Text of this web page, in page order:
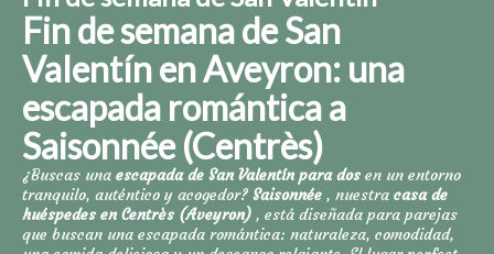
Fin de semana de San
Valentín en Aveyron: una
escapada romántica a
Saisonnée (Centrès)
¿Buscas una escapada de San Valentín para dos en un entorno
tranquilo, auténtico y acogedor? Saisonnée , nuestra casa de
huéspedes en Centrès (Aveyron) , está diseñada para parejas
que buscan una escapada romántica: naturaleza, comodidad,